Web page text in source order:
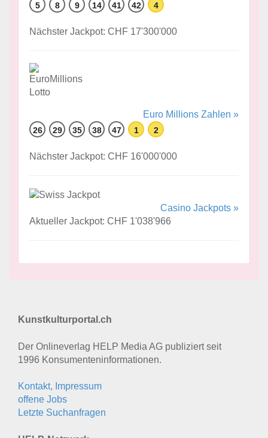
5 8 9 14 41 42 4
Nächster Jackpot: CHF 17'300'000
Euro Millions Zahlen »
26 29 35 38 47 1 2
Nächster Jackpot: CHF 16'000'000
Casino Jackpots »
Aktueller Jackpot: CHF 1'038'966
Kunstkulturportal.ch
Der Onlineverlag HELP Media AG publiziert seit
1996 Konsumenten­informationen.
Kontakt, Impressum
offene Jobs
Letzte Suchanfragen